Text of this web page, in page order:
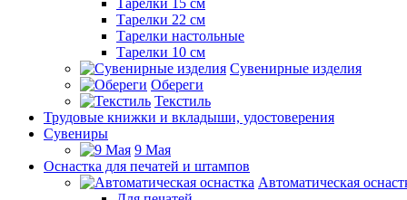
Тарелки 15 см
Тарелки 22 см
Тарелки настольные
Тарелки 10 см
Сувенирные изделия
Обереги
Текстиль
Трудовые книжки и вкладыши, удостоверения
Сувениры
9 Мая
Оснастка для печатей и штампов
Автоматическая